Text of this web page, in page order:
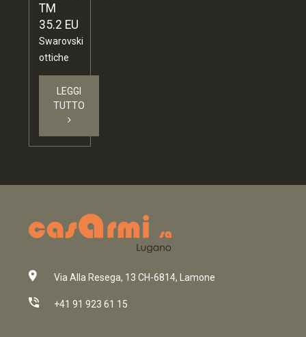
TM
35.2 EU
Swarovski
ottiche
LEGGI
TUTTO
Via Alla Resega, 13 CH-6814, Lamone
+41 91 923 61 15